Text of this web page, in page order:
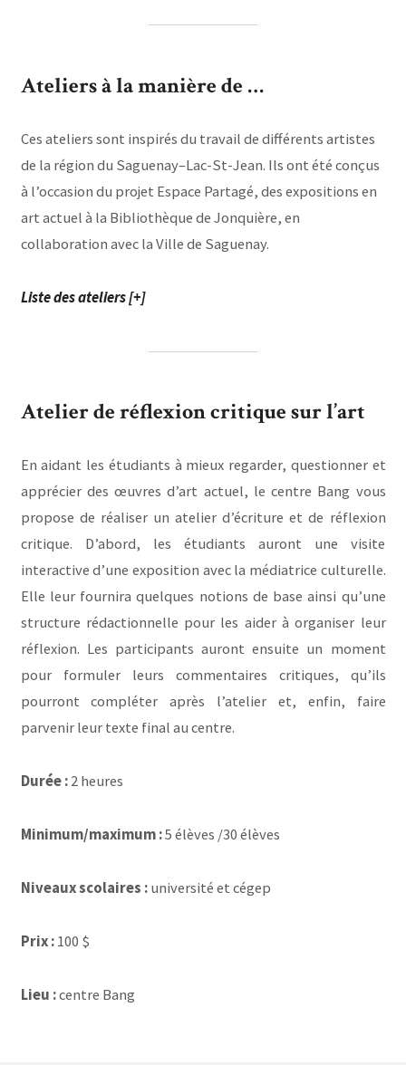
Ateliers à la manière de …
Ces ateliers sont inspirés du travail de différents artistes
de la région du Saguenay–Lac-St-Jean. Ils ont été conçus
à l’occasion du projet Espace Partagé, des expositions en
art actuel à la Bibliothèque de Jonquière, en
collaboration avec la Ville de Saguenay.
Liste des ateliers [+]
Atelier de réflexion critique sur l’art
En aidant les étudiants à mieux regarder, questionner et
apprécier des œuvres d’art actuel, le centre Bang vous
propose de réaliser un atelier d’écriture et de réflexion
critique. D’abord, les étudiants auront une visite
interactive d’une exposition avec la médiatrice culturelle.
Elle leur fournira quelques notions de base ainsi qu’une
structure rédactionnelle pour les aider à organiser leur
réflexion. Les participants auront ensuite un moment
pour formuler leurs commentaires critiques, qu’ils
pourront compléter après l’atelier et, enfin, faire
parvenir leur texte final au centre.
Durée :2 heures
Minimum/maximum :5 élèves /30 élèves
Niveaux scolaires :université et cégep
Prix :100 $
Lieu :centre Bang